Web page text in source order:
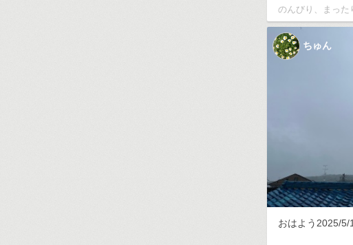
のんびり、まった
ちゅん
おはよう2025/5/